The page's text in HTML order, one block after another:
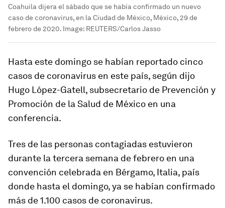
Coahuila dijera el sábado que se había confirmado un nuevo
caso de coronavirus, en la Ciudad de México, México, 29 de
febrero de 2020. Image: REUTERS/Carlos Jasso
Hasta este domingo se habían reportado cinco
casos de coronavirus en este país, según dijo
Hugo López-Gatell, subsecretario de Prevención y
Promoción de la Salud de México en una
conferencia.
Tres de las personas contagiadas estuvieron
durante la tercera semana de febrero en una
convención celebrada en Bérgamo, Italia, país
donde hasta el domingo, ya se habían confirmado
más de 1.100 casos de coronavirus.